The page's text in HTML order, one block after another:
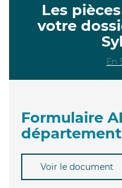
Les
votre
En
Formulaire
Voir le document